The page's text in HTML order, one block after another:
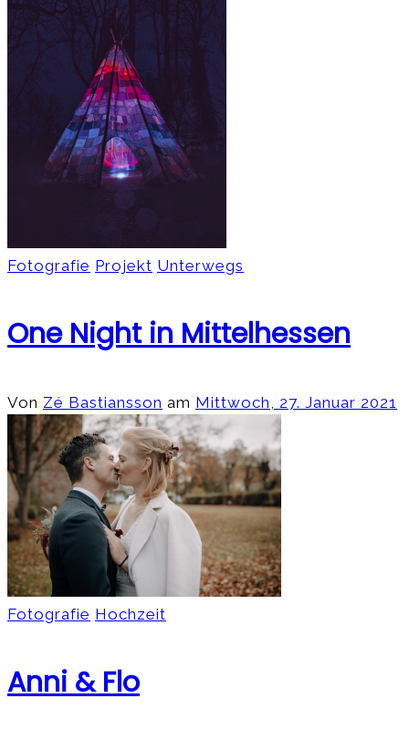
Fotografie Projekt Unterwegs
One Night in Mittelhessen
Von Zé Bastiansson am Mittwoch, 27. Januar 2021
Fotografie Hochzeit
Anni & Flo